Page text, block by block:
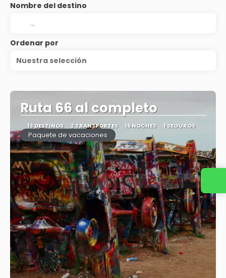
Nombre del destino
Ordenar por
Nuestra selección
Ruta 66 al completo
13 DESTINOS 2 TRANSPORTES 16 NOCHES 1 SEGUROS
Paquete de vacaciones
Contacta con nosotros